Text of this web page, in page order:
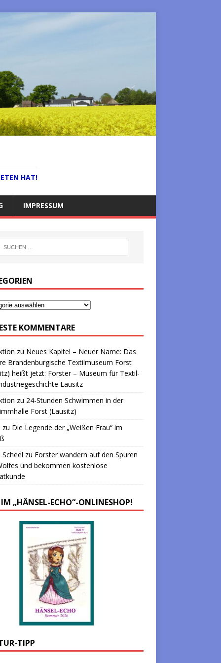
HAT!
IMPRESSUM
KOMMENTARE
zu Neues Kapitel – Neuer Name: Das
Brandenburgische Textilmuseum Forst
heißt jetzt: Forster – Museum für Textil-
Lausitz
zu 24-Stunden Schwimmen in der
Forst (Lausitz)
zu Die Legende der „Weißen Frau“ im
Scheel zu Forster wandern auf den Spuren
und bekommen kostenlose
„HÄNSEL-ECHO“-ONLINESHOP!
TIPP